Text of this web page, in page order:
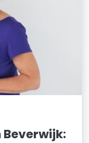
Beverwijk: